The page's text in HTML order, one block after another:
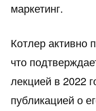
маркетинг.
Котлер активно
что
лекцией в 2022
публикацией о